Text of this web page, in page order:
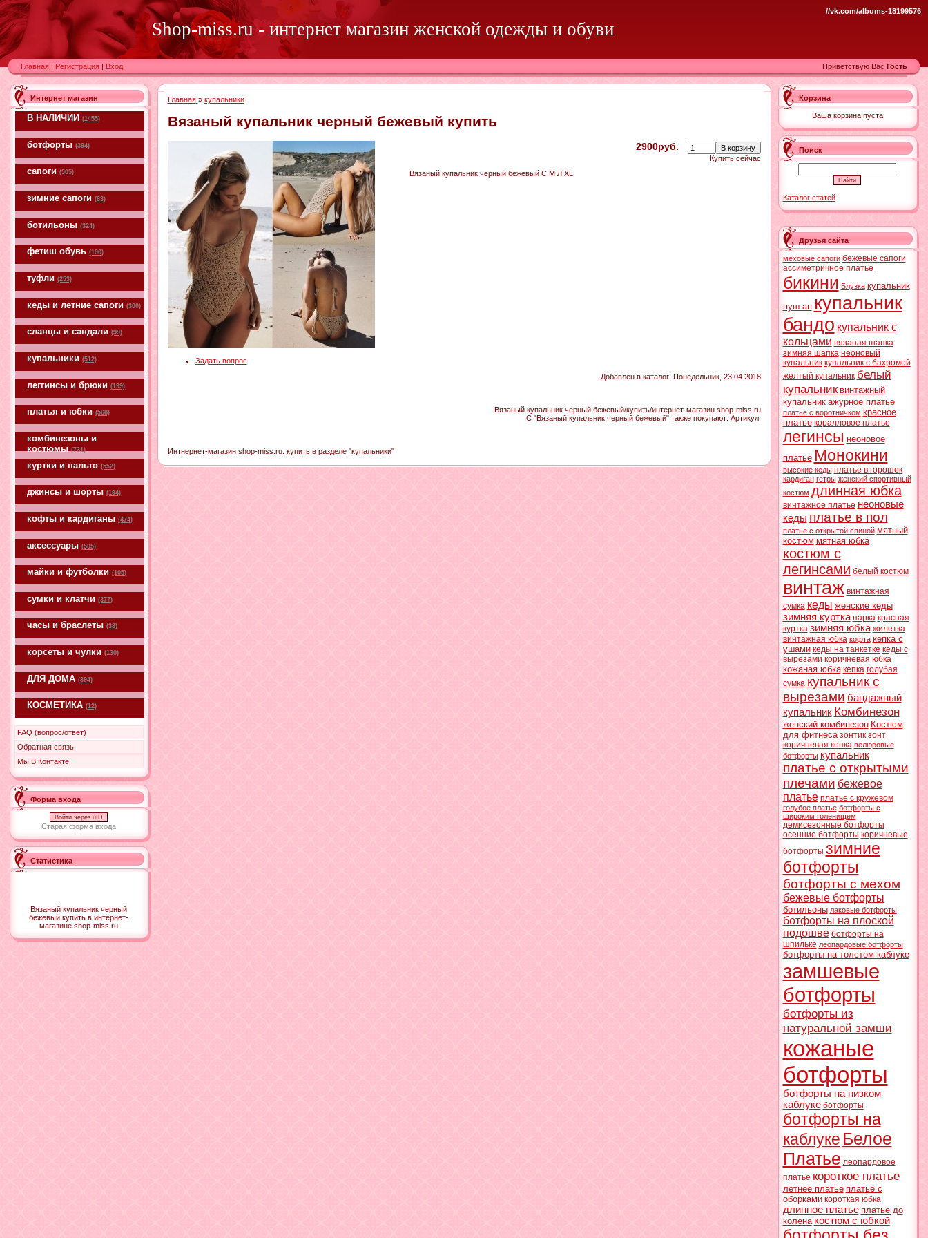
Shop-miss.ru - интернет магазин женской одежды и обуви
//vk.com/albums-18199576
Главная | Регистрация | Вход Приветствую Вас Гость
Интернет магазин
В НАЛИЧИИ(1455)
ботфорты(394)
сапоги(505)
зимние сапоги(83)
ботильоны(324)
фетиш обувь(100)
туфли(253)
кеды и летние сапоги(300)
сланцы и сандали(99)
купальники(512)
леггинсы и брюки(199)
платья и юбки(568)
комбинезоны и
костюмы(731)
куртки и пальто(552)
джинсы и шорты(194)
кофты и кардиганы(474)
аксессуары(505)
майки и футболки(105)
сумки и клатчи(377)
часы и браслеты(38)
корсеты и чулки(130)
ДЛЯ ДОМА(394)
КОСМЕТИКА(12)
FAQ (вопрос/ответ)
Обратная связь
Мы В Контакте
Форма входа
Войти через uID
Старая форма входа
Статистика
Вязаный купальник черный
бежевый купить в интернет-
магазине shop-miss.ru
Главная » купальники
Вязаный купальник черный бежевый купить
2900руб.
Вязаный купальник черный бежевый С М Л XL
Купить сейчас
Задать вопрос
Добавлен в каталог: Понедельник, 23.04.2018
Вязаный купальник черный бежевый/купить/интернет-магазин shop-miss.ru
С "Вязаный купальник черный бежевый" также покупают: Артикул:
Интнернет-магазин shop-miss.ru: купить в разделе "купальники"
Корзина
Ваша корзина пуста
Поиск
Каталог статей
Друзья сайта
меховые сапоги бежевые сапоги
ассиметричное платье
бикини Блузка купальник
пуш ап купальник
бандо купальник с
кольцами вязаная шапка
зимняя шапка неоновый
купальник купальник с бахромой
желтый купальник белый
купальник винтажный
купальник ажурное платье
платье с воротничком красное
платье коралловое платье
легинсы неоновое
платье Монокини
высокие кеды платье в горошек
кардиган гетры женский спортивный
костюм длинная юбка
винтажное платье неоновые
кеды платье в пол
платье с открытой спиной мятный
костюм мятная юбка
костюм с
легинсами белый костюм
винтаж винтажная
сумка кеды женские кеды
зимняя куртка парка красная
куртка зимняя юбка жилетка
винтажная юбка кофта кепка с
ушами кеды на танкетке кеды с
вырезами коричневая юбка
кожаная юбка кепка голубая
сумка купальник с
вырезами бандажный
купальник Комбинезон
женский комбинезон Костюм
для фитнеса зонтик зонт
коричневая кепка велюровые
ботфорты купальник
платье с открытыми
плечами бежевое
платье платье с кружевом
голубое платье ботфорты с
широким голенищем
демисезонные ботфорты
осенние ботфорты коричневые
ботфорты зимние
ботфорты
ботфорты с мехом
бежевые ботфорты
ботильоны лаковые ботфорты
ботфорты на плоской
подошве ботфорты на
шпильке леопардовые ботфорты
ботфорты на толстом каблуке
замшевые
ботфорты
ботфорты из
натуральной замши
кожаные
ботфорты
ботфорты на низком
каблуке ботфорты
ботфорты на
каблуке Белое
Платье леопардовое
платье короткое платье
летнее платье платье с
оборками короткая юбка
длинное платье платье до
колена костюм с юбкой